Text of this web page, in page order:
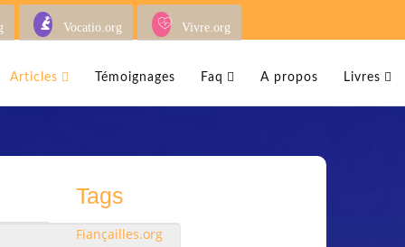
Vocatio.org Vivre.org
Articles Témoignages Faq A propos Livres
Tags
Fiançailles.org